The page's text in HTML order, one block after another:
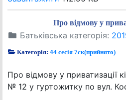
Про відмову у
Батьківська категорія:
Категорія:44 сесія 7ск(прийнято)
Про відмову у приватизації
№ 12 у гуртожитку по вул.